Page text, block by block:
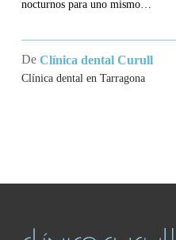
para
ronquidos?
nocturnos para uno mismo…
De Clínica dental Curull
Clínica dental en Tarragona